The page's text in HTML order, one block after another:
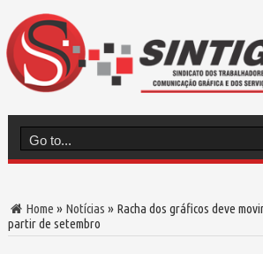
Home » Notícias » Racha dos gráficos deve
partir de setembro